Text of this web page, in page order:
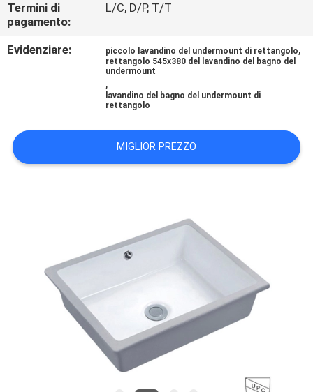
CASI
PRIVACY
Termini di
pagamento:
L/C, D/P, T/T
Evidenziare: piccolo lavandino del undermount di rettangolo,
rettangolo 545x380 del lavandino del bagno del
undermount
,
lavandino del bagno del undermount di
rettangolo
MIGLIOR PREZZO